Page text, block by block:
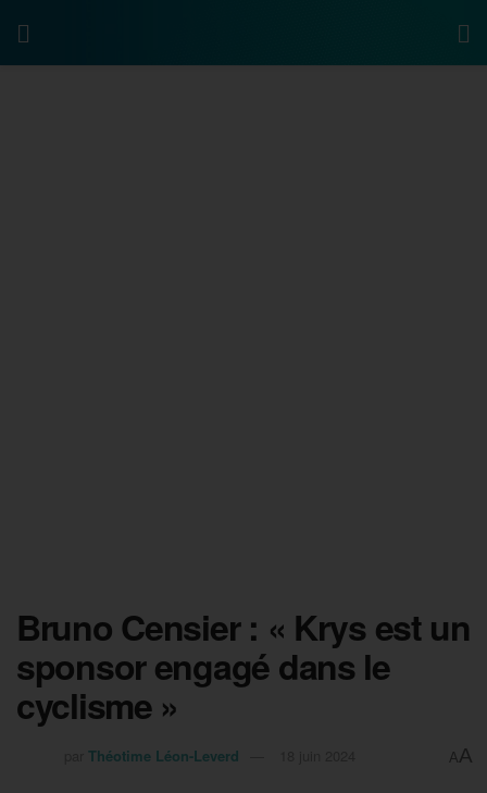
Bruno Censier : « Krys est un
sponsor engagé dans le
cyclisme »
Théotime Léon-Leverd AA